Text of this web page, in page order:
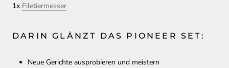
1x Filetiermesser
DARIN GLÄNZT DAS PIONEER SET:
Neue Gerichte ausprobieren und meistern